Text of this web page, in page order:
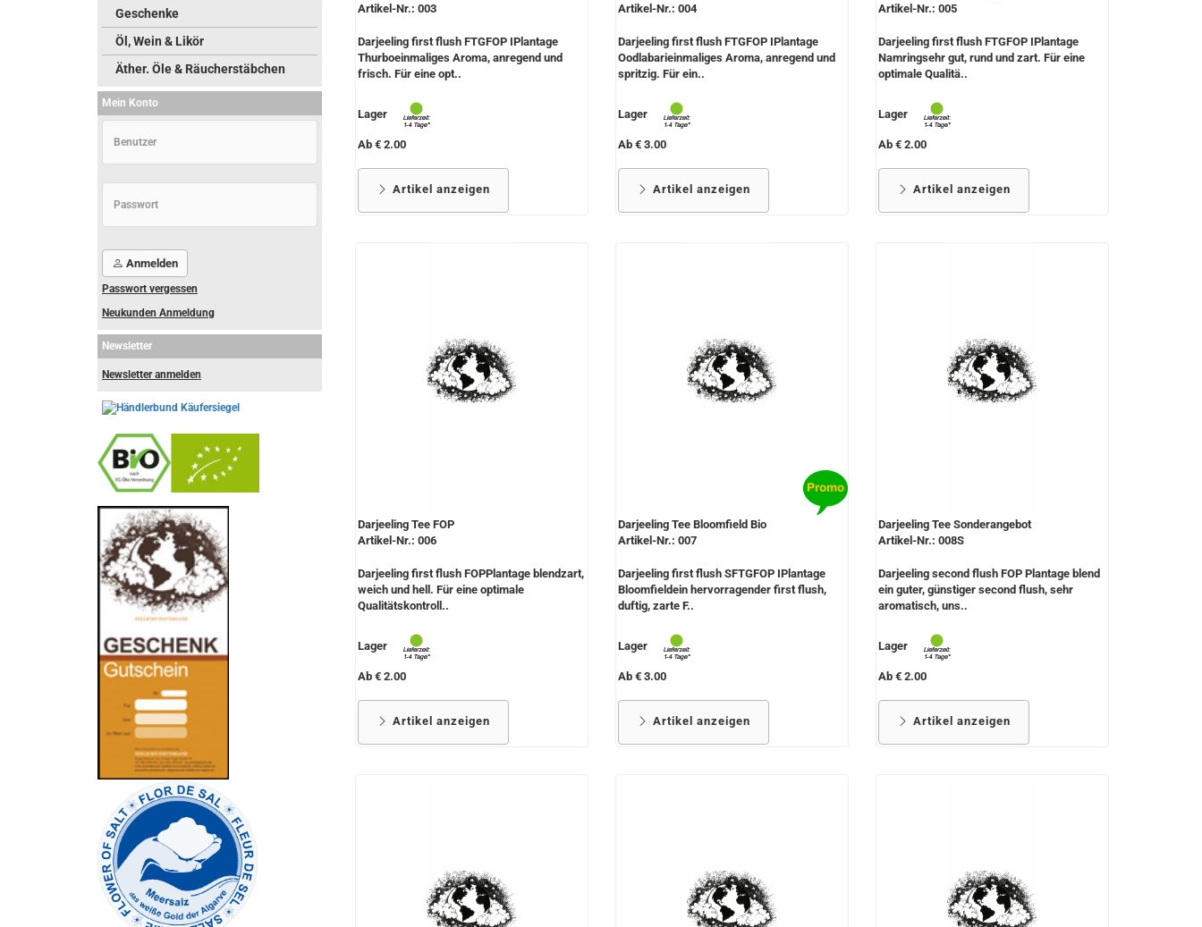
Artikel-Nr.: 003
Darjeeling first flush FTGFOP IPlantage
Thurboeinmaliges Aroma, anregend und
frisch. Für eine opt..
Lager
Ab € 2.00
Artikel anzeigen
Artikel-Nr.: 004
Darjeeling first flush FTGFOP IPlantage
Oodlabarieinmaliges Aroma, anregend und
spritzig. Für ein..
Lager
Ab € 3.00
Artikel anzeigen
Artikel-Nr.: 005
Darjeeling first flush FTGFOP IPlantage
Namringsehr gut, rund und zart. Für eine
optimale Qualitä..
Lager
Ab € 2.00
Artikel anzeigen
Darjeeling Tee FOP
Artikel-Nr.: 006
Darjeeling first flush FOPPlantage blendzart,
weich und hell. Für eine optimale
Qualitätskontroll..
Lager
Ab € 2.00
Artikel anzeigen
Darjeeling Tee Bloomfield Bio
Artikel-Nr.: 007
Darjeeling first flush SFTGFOP IPlantage
Bloomfieldein hervorragender first flush,
duftig, zarte F..
Lager
Ab € 3.00
Artikel anzeigen
Darjeeling Tee Sonderangebot
Artikel-Nr.: 008S
Darjeeling second flush FOP Plantage blend
ein guter, günstiger second flush, sehr
aromatisch, uns..
Lager
Ab € 2.00
Artikel anzeigen
Geschenke
Öl, Wein & Likör
Äther. Öle & Räucherstäbchen
Mein Konto
Anmelden
Passwort vergessen
Neukunden Anmeldung
Newsletter
Newsletter anmelden